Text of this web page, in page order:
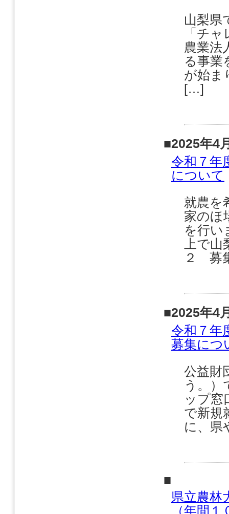
山梨県
「チ
農業法
る事業
が始ま
[…]
■2025年4
令和７年
について
就農を
家のほ
を行
上で
２ 募
■2025年4
令和７年
募集につ
公益財
う。）
ップ窓
で新規
に、県
■
県立農林
（年間